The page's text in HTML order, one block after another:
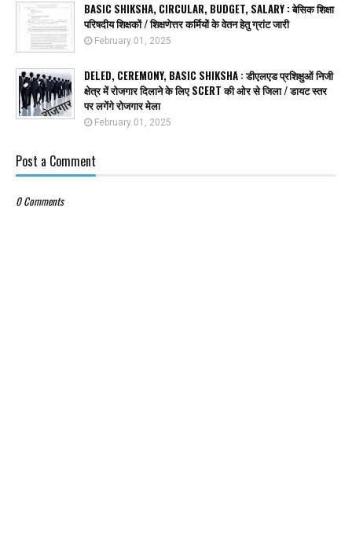
BASIC SHIKSHA, CIRCULAR, BUDGET, SALARY : बेसिक शिक्षा
परिषदीय शिक्षकों / शिक्षणेत्तर कर्मियों के वेतन हेतु ग्रांट जारी
February 01, 2025
DELED, CEREMONY, BASIC SHIKSHA : डीएलएड प्रशिक्षुओं निजी
क्षेत्र में रोजगार दिलाने के लिए SCERT की ओर से जिला / डायट स्तर
पर लगेंगे रोजगार मेला
February 01, 2025
Post a Comment
0 Comments